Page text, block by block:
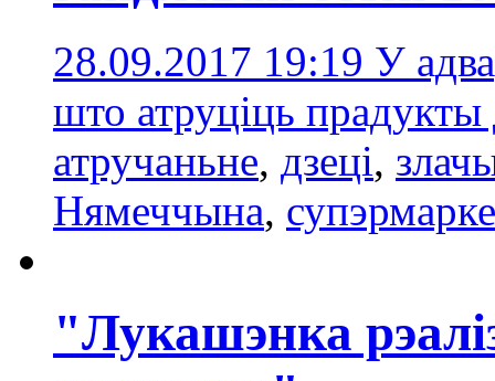
28.09.2017 19:19 У
што атруціць
атручаньнe, дзеці,
Нямеччына,
"Лукашэнка